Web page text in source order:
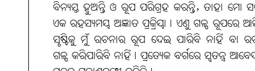
ବିନ୍ୟସ୍ତ ହୁଅନ୍ତି ଓ ରୂପ ପରିଗ୍ରହ କରନ୍ତି, ତାହା ମୋ
ଏକ ରହସ୍ୟମୟ ଅଜ୍ଞାତ ପ୍ରକ୍ରିୟା। ଏଣୁ ଗଳ୍ପ ରୂପରେ
ସୃଷ୍ଟିକୁ ମୁଁ ରଚନାର ରୂପ ଦେଇ ପାରିବି ନାହିଁ ବା
ଗଳ୍ପ କରିପାରିବି ନାହିଁ। ପ୍ରତ୍ୟେକ ବର୍ଗରେ ସ୍ବତନ୍ତ୍ର